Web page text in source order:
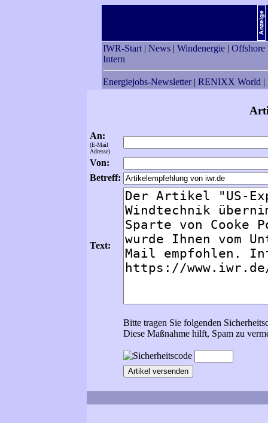
IWR-Start | News | Windenergie | Offshore
Intern
Energiejobs-Newsletter| RENIXX World |
An:
(E-Mail
Adresse)
Von:
Betreff:
Text:
Bitte tragen Sie folgenden
Diese Maßnahme hilft, Spam zu